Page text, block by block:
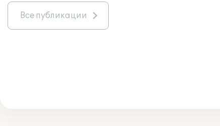
Все публикации